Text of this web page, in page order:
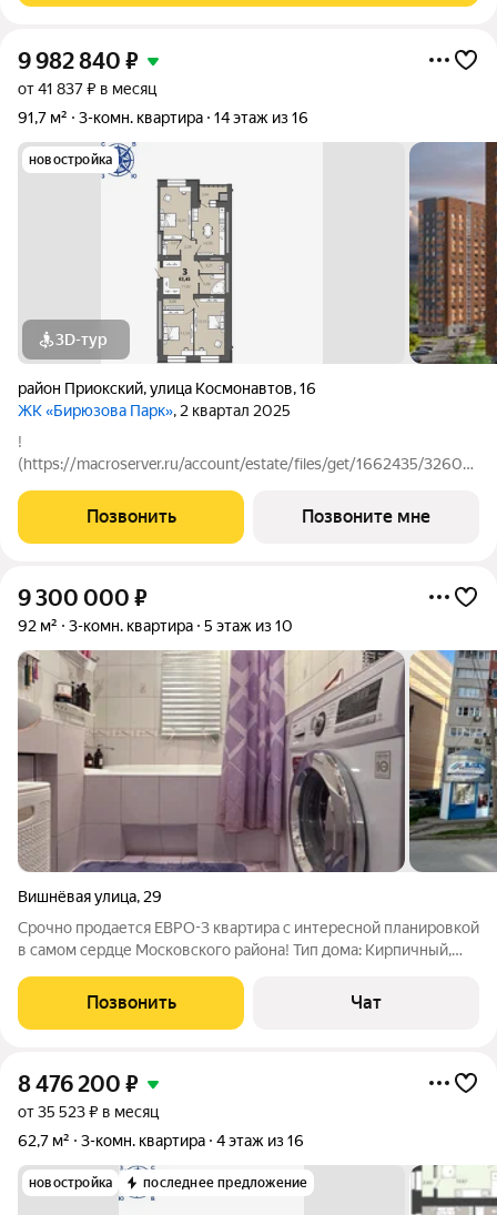
9 982 840 ₽
от 41 837 ₽ в месяц
91,7 м²
3-комн. квартира 14 этаж из 16
новостройка
3D-тур
район Приокский,улица Космонавтов,16
ЖК «Бирюзова Парк», 2 квартал 2025
!
(https://macroserver.ru/account/estate/files/get/1662435/
(https://macroserver.ru/account/estate/files/get/1662435/
Позвонить Позвоните мне
9 300 000 ₽
92 м² 3-комн. квартира 5 этаж из 10
Вишнёвая улица, 29
Срочно продается ЕВРО-3 квартира с интересной планировкой
в самом сердце Московского района! Тип дома: Кирпичный,
и хорошие соседи!! Площадь комнат: Просторные
изолированные комнаты - 22,6
Позвонить Чат
8 476 200 ₽
от 35 523 ₽ в месяц
62,7 м²
3-комн. квартира 4 этаж из 16
новостройка последнее предложение